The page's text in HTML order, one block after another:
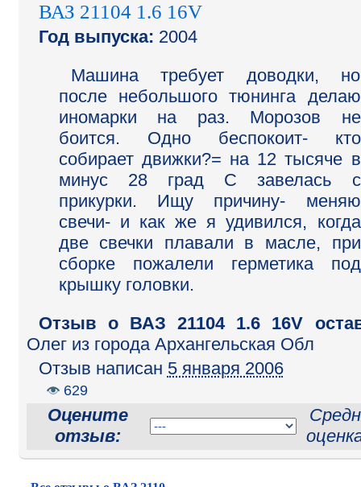
ВАЗ 21104 1.6 16V
Год выпуска: 2004
Машина требует доводки, но
после небольшого тюнинга делаю
иномарки на раз. Морозов не
боится. Одно беспокоит- кто
собирает движки?= на 12 тысяче в
минус 28 град С завелась с
прикурки. Ищу причину- меняю
свечи- и как же я удивился, когда
две свечки плавали в масле, при
сборке пожалели герметика под
крышку головки.
Отзыв o ВАЗ 21104 1.6 16V
Олегиз города Архангельская Обл
Отзыв написан 5 января 2006
629
Оцените
отзыв: